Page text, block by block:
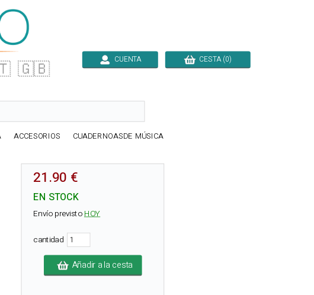
🇬🇧 CUENTA CESTA (0)
ACCESORIOS CUADERNOASDE MÚSICA
21.90 €
EN STOCK
Envío previstoHOY
cantidad
Añadir a la cesta